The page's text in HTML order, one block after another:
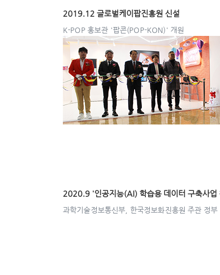
2019.12 글로벌케이팝진흥원 신설
K-POP 홍보관 '팝콘(POP-KON)' 개원
2020.9 '인공지능(AI) 학습용 데이터 구축사업
과학기술정보통신부, 한국정보화진흥원 주관 정